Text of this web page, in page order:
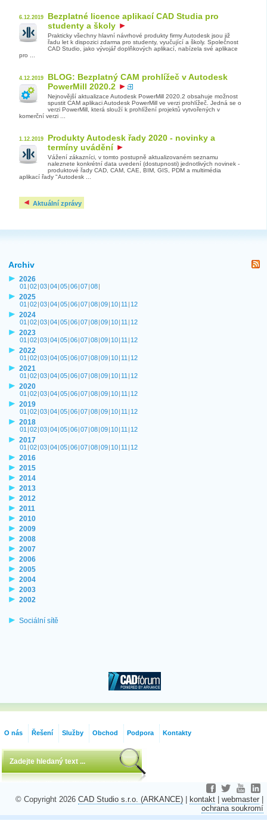
6.12.2019
Bezplatné licence aplikací CAD Studia pro
studenty a školy
Prakticky všechny hlavní návrhové produkty firmy Autodesk jsou již
řadu let k dispozici zdarma pro studenty, vyučující a školy. Společnost
CAD Studio, jako vývojář doplňkových aplikací, nabízela své aplikace
pro ...
4.12.2019
BLOG: Bezplatný CAM prohlížeč v Autodesk
PowerMill 2020.2
Nejnovější aktualizace Autodesk PowerMill 2020.2 obsahuje možnost
spustit CAM aplikaci Autodesk PowerMill ve verzi prohlížeč. Jedná se o
verzi PowerMill, která slouží k prohlížení projektů vytvořených v
komerční verzi ...
1.12.2019
Produkty Autodesk řady 2020 - novinky a
termíny uvádění
Vážení zákazníci, v tomto postupně aktualizovaném seznamu
naleznete konkrétní data uvedení (dostupnosti) jednotlivých novinek -
produktové řady CAD, CAM, CAE, BIM, GIS, PDM a multimédia
aplikací řady "Autodesk ...
Aktuální zprávy
Archiv
2026
01 |02|03|04|05|06|07|08|
2025
01 |02|03|04|05|06|07|08|09| 10| 11 | 12
2024
01 |02|03|04|05|06|07|08|09| 10| 11 | 12
2023
01 |02|03|04|05|06|07|08|09| 10| 11 | 12
2022
01 |02|03|04|05|06|07|08|09| 10| 11 | 12
2021
01 |02|03|04|05|06|07|08|09| 10| 11 | 12
2020
01 |02|03|04|05|06|07|08|09| 10| 11 | 12
2019
01 |02|03|04|05|06|07|08|09| 10| 11 | 12
2018
01 |02|03|04|05|06|07|08|09| 10| 11 | 12
2017
01 |02|03|04|05|06|07|08|09| 10| 11 | 12
2016
2015
2014
2013
2012
2011
2010
2009
2008
2007
2006
2005
2004
2003
2002
Sociální sítě
O nás Řešení Služby Obchod Podpora Kontakty
© Copyright 2026 CAD Studio s.r.o. (ARKANCE) kontakt webmaster
ochrana soukromí